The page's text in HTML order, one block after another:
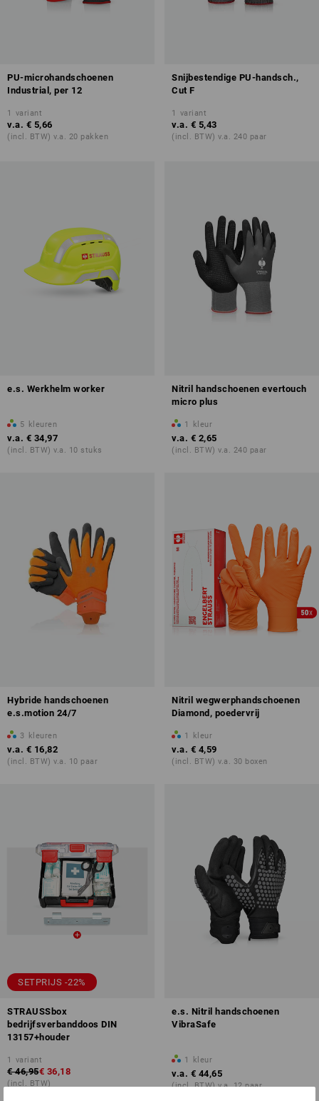
PU-microhandschoenen
Industrial, per 12
1 variant
v.a. € 5,66
(incl. BTW) v.a. 20 pakken
Snijbestendige PU-handsch.,
Cut F
1 variant
v.a. € 5,43
(incl. BTW) v.a. 240 paar
e.s. Werkhelm worker
5 kleuren
v.a. € 34,97
(incl. BTW) v.a. 10 stuks
Nitril handschoenen evertouch
micro plus
1 kleur
v.a. € 2,65
(incl. BTW) v.a. 240 paar
Hybride handschoenen
e.s.motion 24/7
3 kleuren
v.a. € 16,82
(incl. BTW) v.a. 10 paar
Nitril wegwerphandschoenen
Diamond, poedervrij
1 kleur
v.a. € 4,59
(incl. BTW) v.a. 30 boxen
SETPRIJS -22%
STRAUSSbox
bedrijfsverbanddoos DIN
13157+houder
1 variant
€ 46,95€ 36,18
(incl. BTW)
e.s. Nitril handschoenen
VibraSafe
1 kleur
v.a. € 44,65
(incl. BTW) v.a. 12 paar